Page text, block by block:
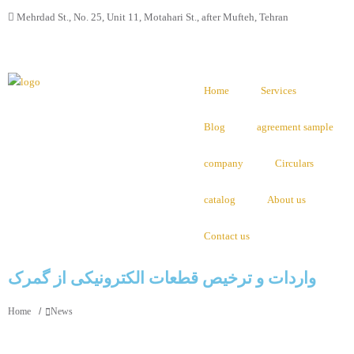
Mehrdad St., No. 25, Unit 11, Motahari St., after Mufteh, Tehran
Home Services
Blog agreement sample
company Circulars
catalog About us
Contact us
واردات و ترخیص قطعات الکترونیکی از گمرک
You are here:
Home News